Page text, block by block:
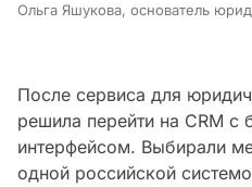
Ольга Яшукова, основатель
После сервиса для
решила перейти на CRM с
интерфейсом. Выбирали
одной российской